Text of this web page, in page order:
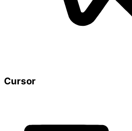
Cursor